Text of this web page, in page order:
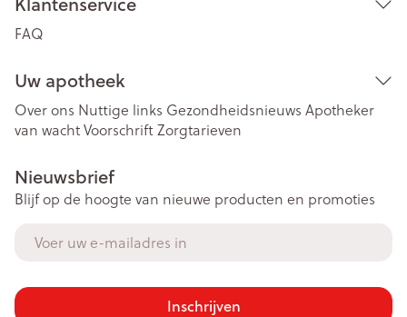
FAQ
Uw apotheek
Over ons Nuttige links Gezondheidsnieuws Apotheker
van wachtVoorschriftZorgtarieven
Nieuwsbrief
Blijf op de hoogte van nieuwe producten en promoties
Inschrijven